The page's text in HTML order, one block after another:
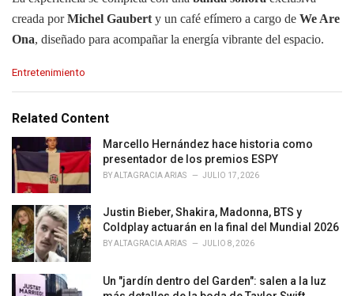
creada porMichel Gaubert y un café efímero a cargo de We Are
Ona, diseñado para acompañar la energía vibrante del espacio.
C
e
o
r
e
Entretenimiento
Related Content
Marcello Hernández hace historia como
presentador de los premios ESPY
BYALTAGRACIA ARIAS JULIO 17, 2026
Justin Bieber, Shakira, Madonna, BTS y
Coldplay actuarán en la final del Mundial 2026
BYALTAGRACIA ARIAS JULIO 8, 2026
Un "jardín dentro del Garden": salen a la luz